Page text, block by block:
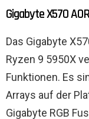
Gigabyte X570
Das Gigabyte
Ryzen 9 5950X
Funktionen. Es
Arrays auf der
Gigabyte RGB